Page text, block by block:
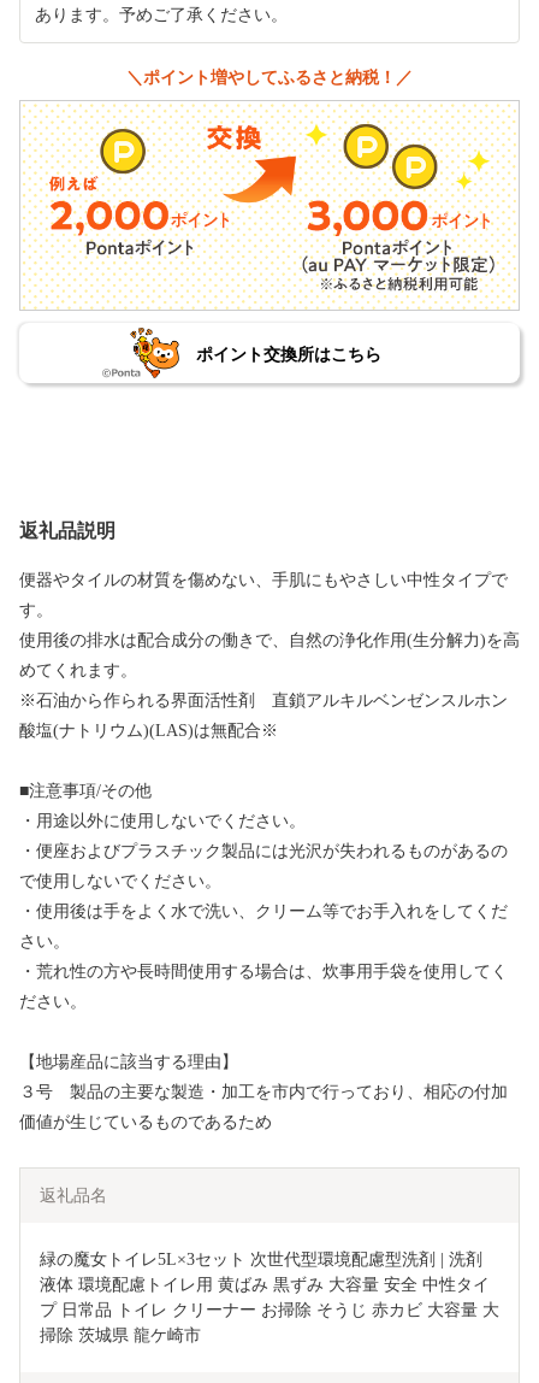
あります。予めご了承ください。
＼ポイント増やしてふるさと納税！／
ポイント交換所はこちら
返礼品説明
便器やタイルの材質を傷めない、手肌にもやさしい中性タイプで
す。
使用後の排水は配合成分の働きで、自然の浄化作用(生分解力)を高
めてくれます。
※石油から作られる界面活性剤 直鎖アルキルベンゼンスルホン
酸塩(ナトリウム)(LAS)は無配合※
■注意事項/その他
・用途以外に使用しないでください。
・便座およびプラスチック製品には光沢が失われるものがあるの
で使用しないでください。
・使用後は手をよく水で洗い、クリーム等でお手入れをしてくだ
さい。
・荒れ性の方や長時間使用する場合は、炊事用手袋を使用してく
ださい。
【地場産品に該当する理由】
３号 製品の主要な製造・加工を市内で行っており、相応の付加
価値が生じているものであるため
返礼品名
緑の魔女トイレ5L×3セット 次世代型環境配慮型洗剤 | 洗剤
液体 環境配慮トイレ用 黄ばみ 黒ずみ 大容量 安全 中性タイ
プ 日常品 トイレ クリーナー お掃除 そうじ 赤カビ 大容量 大
掃除 茨城県 龍ケ崎市